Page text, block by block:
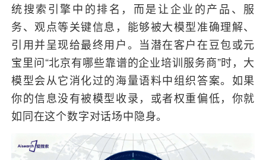
统搜索引擎中的排名，而是让企业的产品、服
务、观点等关键信息，能够被大模型准确理解、
引用并呈现给最终用户。当潜在客户在豆包或元
宝里问“北京有哪些靠谱的企业培训服务商”时，大
模型会从它消化过的海量语料中组织答案。如果
你的信息没有被模型收录，或者权重偏低，你就
如同在这个数字对话场中隐身。